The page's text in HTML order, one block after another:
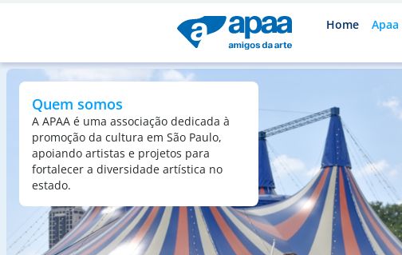
Home Apaa
Quem somos
A APAA é uma associação dedicada à
promoção da cultura em São Paulo,
apoiando artistas e projetos para
fortalecer a diversidade artística no
estado.